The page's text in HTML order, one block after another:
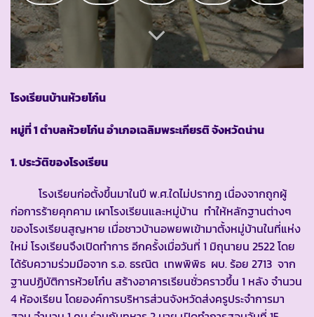
โรงเรียนบ้านห้วยโก๋น
หมู่ที่1ตำบลห้วยโก๋น อำเภอเฉลิมพระเกียรติ จังหวัดน่าน
1. ประวัติของโรงเรียน
โรงเรียนก่อตั้งขึ้นมาในปี พ.ศ.ใดไม่ปรากฏ เนื่องจากถูกผู้
ก่อการร้ายคุกคาม เผาโรงเรียนและหมู่บ้าน ทำให้หลักฐานต่างๆ
ของโรงเรียนสูญหาย เมื่อชาวบ้านอพยพเข้ามาตั้งหมู่บ้านในที่แห่ง
ใหม่ โรงเรียนจึงเปิดทำการ อีกครั้งเมื่อวันที่ 1 มิถุนายน 2522 โดย
ได้รับความร่วมมือจาก ร.อ. ธรณิต เทพพิพิธ ผบ. ร้อย 2713 จาก
ฐานปฏิบัติการห้วยโก๋น สร้างอาคารเรียนชั่วคราวขึ้น 1 หลัง จำนวน
4 ห้องเรียน โดยองค์การบริหารส่วนจังหวัดส่งครูประจำการมา